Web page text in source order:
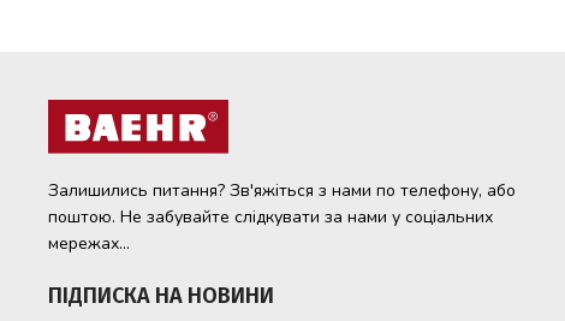
Залишились питання? Зв'яжіться з нами по телефону, або
поштою. Не забувайте слідкувати за нами у соціальних
мережах...
ПІДПИСКА НА НОВИНИ